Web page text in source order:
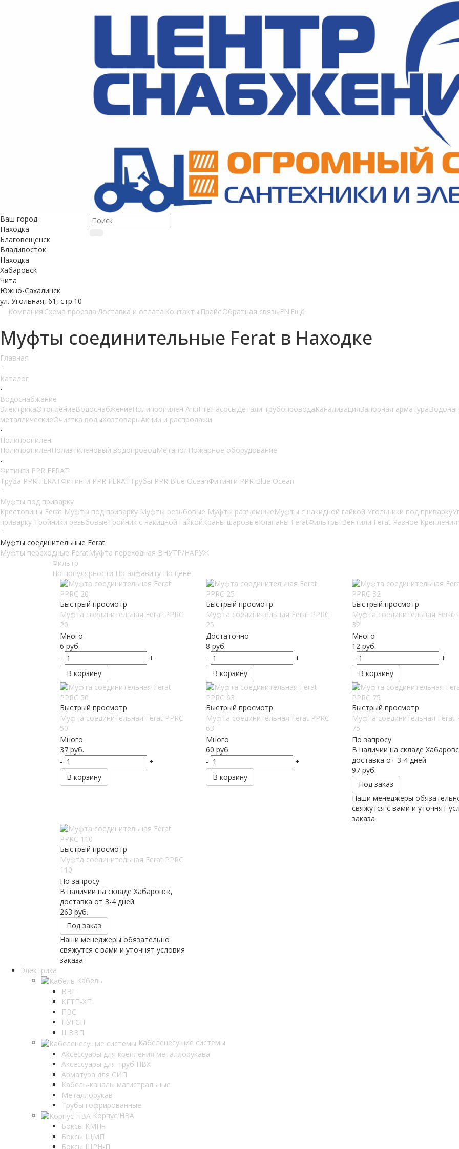
Ваш город
Находка
Благовещенск
Владивосток
Находка
Хабаровск
Чита
Южно-Сахалинск
ул. Угольная, 61, стр.10
Компания Схема проезда Доставка и оплата Контакты Прайс Обратная связь EN Ещё
Муфты соединительные Ferat в Находке
Главная
-
Каталог
-
Водоснабжение
ЭлектрикаОтоплениеВодоснабжениеПолипропилен AntiFireНасосыДетали трубопроводаКанализацияЗапорная арматура
металлическиеОчистка водыХозтоварыАкции и распродажи
-
Полипропилен
ПолипропиленПолиэтиленовый водопроводМетаполПожарное оборудование
-
Фитинги PPR FERAT
Труба PPR FERATФитинги PPR FERATТрубы PPR Blue OceanФитинги PPR Blue Ocean
-
Муфты под приварку
Крестовины Ferat Муфты под приварку Муфты резьбовые Муфты разъемныеМуфты с накидной гайкой Угольники под приварку
приварку Тройники резьбовыеТройник с накидной гайкойКраны шаровыеКлапаны FeratФильтры Вентили Ferat Разное Крепления
-
Муфты соединительные Ferat
Муфты переходные FeratМуфта переходная ВНУТР/НАРУЖ
Фильтр
По популярности По алфавиту По цене
Быстрый просмотр
Муфта соединительная Ferat PPRC
20
Много
6 руб.
-
+
В корзину
Быстрый просмотр
Муфта соединительная Ferat PPRC
25
Достаточно
8 руб.
-
+
В корзину
Быстрый просмотр
Муфта соединительная Ferat
32
Много
12 руб.
-
+
В корзину
Быстрый просмотр
Муфта соединительная Ferat PPRC
50
Много
37 руб.
-
+
В корзину
Быстрый просмотр
Муфта соединительная Ferat PPRC
63
Много
60 руб.
-
+
В корзину
Быстрый просмотр
Муфта соединительная Ferat
75
По запросу
В наличии на складе
доставка от 3-4 дней
97 руб.
Под заказ
Наши менеджеры
свяжутся с вами и уточнят
заказа
Быстрый просмотр
Муфта соединительная Ferat PPRC
110
По запросу
В наличии на складе Хабаровск,
доставка от 3-4 дней
263 руб.
Под заказ
Наши менеджеры обязательно
свяжутся с вами и уточнят условия
заказа
Электрика
Кабель
ВВГ
КГТП-ХП
ПВС
ПУГСП
ШВВП
Кабеленесущие системы
Аксессуары для крепления металлорукава
Аксессуары для труб ПВХ
Арматура для СИП
Кабель-каналы магистральные
Металлорукав
Трубы гофрированные
Корпус НВА
Боксы КМПн
Боксы ЩМП
Боксы ЩРН-П